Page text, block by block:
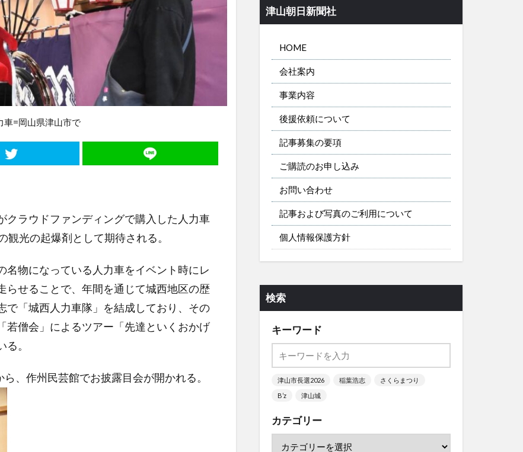
車=岡山県津山市で
ラウドファンディングで購入した人力車
光の起爆剤として期待される。
物になっている人力車をイベント時にレ
らせることで、年間を通じて城西地区の歴
で「城西人力車隊」を結成しており、その
若僧会」によるツアー「先達といくおかげ
。
、作州民芸館でお披露目会が開かれる。
津山朝日新聞社
HOME
会社案内
事業内容
後援依頼について
記事募集の要項
ご購読のお申し込み
お問い合わせ
記事および写真のご利用について
個人情報保護方針
検索
キーワード
津山市長選2026 稲葉浩志
さくらまつり
B’z
津山城
カテゴリー